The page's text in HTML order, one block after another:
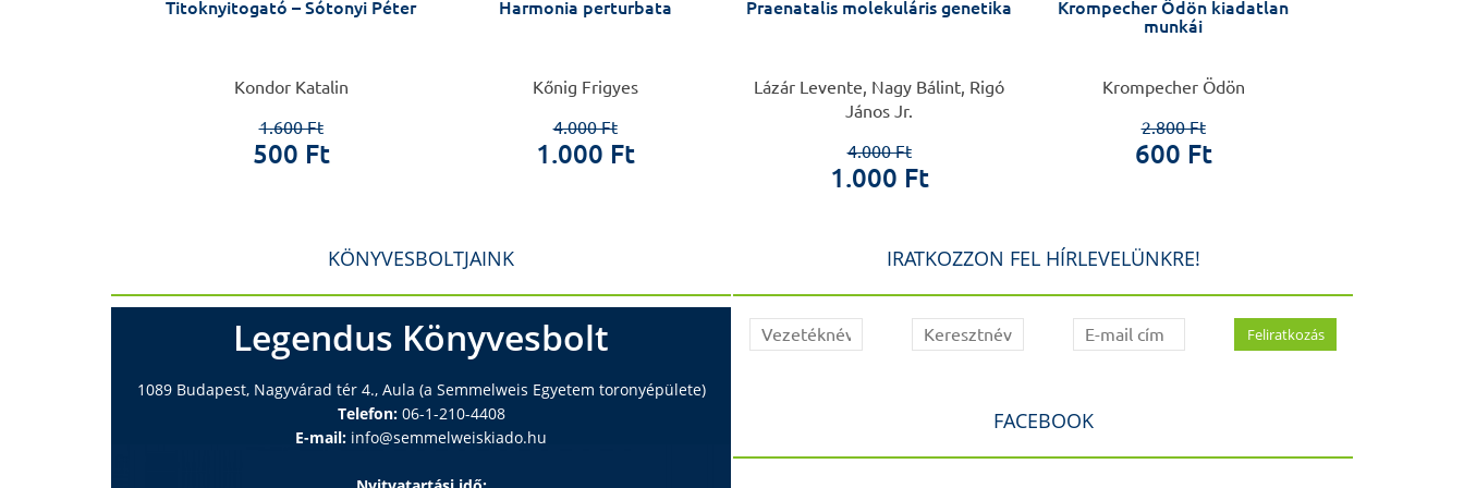
Titoknyitogató – Sótonyi Péter
Kondor Katalin
1.600 Ft
500 Ft
Harmonia perturbata
Kőnig Frigyes
4.000 Ft
1.000 Ft
Praenatalis molekuláris genetika
Lázár Levente, Nagy Bálint, Rigó
János Jr.
4.000 Ft
1.000 Ft
Krompecher Ödön kiadatlan
munkái
Krompecher Ödön
2.800 Ft
600 Ft
KÖNYVESBOLTJAINK
Legendus Könyvesbolt
1089 Budapest, Nagyvárad tér 4., Aula (a Semmelweis Egyetem toronyépülete)
Telefon:06-1-210-4408
E-mail: info@semmelweiskiado.hu
IRATKOZZON FEL HÍRLEVELÜNKRE!
FACEBOOK